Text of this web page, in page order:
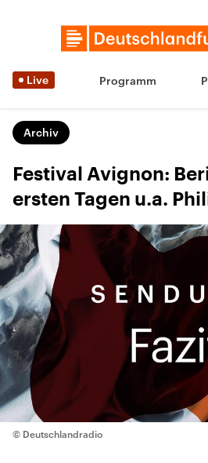
Live Programm
Archiv
Festival Avignon:
ersten Tagen u.a.
© Deutschlandradio